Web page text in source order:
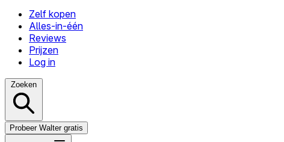
Zelf kopen
Alles-in-één
Reviews
Prijzen
Log in
Zoeken
Probeer Walter gratis